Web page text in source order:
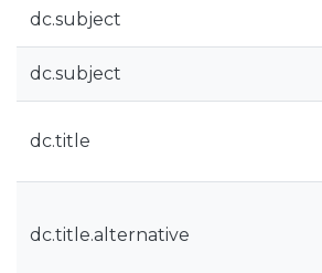
dc.subject
dc.subject
dc.title
dc.title.alternative